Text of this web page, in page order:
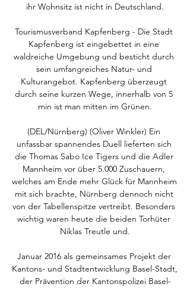
ihr Wohnsitz ist nicht in Deutschland.
Tourismusverband Kapfenberg - Die Stadt
Kapfenberg ist eingebettet in eine
waldreiche Umgebung und besticht durch
sein umfangreiches Natur- und
Kulturangebot. Kapfenberg überzeugt
durch seine kurzen Wege, innerhalb von 5
min ist man mitten im Grünen.
(DEL/Nürnberg) (Oliver Winkler) Ein
unfassbar spannendes Duell lieferten sich
die Thomas Sabo Ice Tigers und die Adler
Mannheim vor über 5.000 Zuschauern,
welches am Ende mehr Glück für Mannheim
mit sich brachte, Nürnberg dennoch nicht
von der Tabellenspitze vertreibt. Besonders
wichtig waren heute die beiden Torhüter
Niklas Treutle und.
Januar 2016 als gemeinsames Projekt der
Kantons- und Stadtentwicklung Basel-Stadt,
der Prävention der Kantonspolizei Basel-